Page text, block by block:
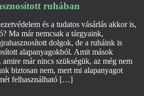
ruhában
és a tudatos vásárlás akkor is,
Ma már nemcsak a tárgyaink,
dolgok, de a ruháink is
alapanyagokból. Amit mások
már nincs szükségük, az még nem
biztosan nem, mert mi alapanyagot
felhasználható […]